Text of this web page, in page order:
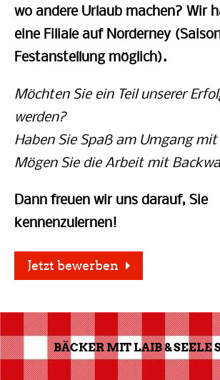
wo andere Urlaub machen? Wir
eine Filiale auf Norderney
Festanstellung möglich).
Möchten Sie ein Teil unserer
werden?
Haben Sie Spaß am Umgang
Mögen Sie die Arbeit mit
Dann freuen wir uns darauf, Sie
kennenzulernen!
Jetzt bewerben
BÄCKER MIT LAIB & SEELE